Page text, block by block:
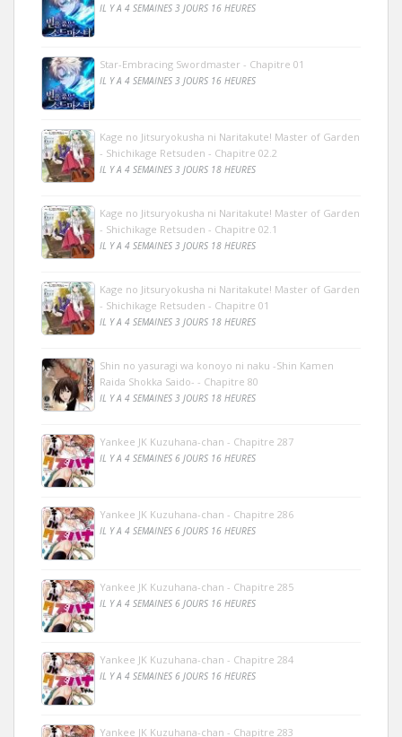
IL Y A 4 SEMAINES 3 JOURS 16 HEURES
Star-Embracing Swordmaster - Chapitre 01
IL Y A 4 SEMAINES 3 JOURS 16 HEURES
Kage no Jitsuryokusha ni Naritakute! Master of Garden
- Shichikage Retsuden - Chapitre 02.2
IL Y A 4 SEMAINES 3 JOURS 18 HEURES
Kage no Jitsuryokusha ni Naritakute! Master of Garden
- Shichikage Retsuden - Chapitre 02.1
IL Y A 4 SEMAINES 3 JOURS 18 HEURES
Kage no Jitsuryokusha ni Naritakute! Master of Garden
- Shichikage Retsuden - Chapitre 01
IL Y A 4 SEMAINES 3 JOURS 18 HEURES
Shin no yasuragi wa konoyo ni naku -Shin Kamen
Raida Shokka Saido- - Chapitre 80
IL Y A 4 SEMAINES 3 JOURS 18 HEURES
Yankee JK Kuzuhana-chan - Chapitre 287
IL Y A 4 SEMAINES 6 JOURS 16 HEURES
Yankee JK Kuzuhana-chan - Chapitre 286
IL Y A 4 SEMAINES 6 JOURS 16 HEURES
Yankee JK Kuzuhana-chan - Chapitre 285
IL Y A 4 SEMAINES 6 JOURS 16 HEURES
Yankee JK Kuzuhana-chan - Chapitre 284
IL Y A 4 SEMAINES 6 JOURS 16 HEURES
Yankee JK Kuzuhana-chan - Chapitre 283